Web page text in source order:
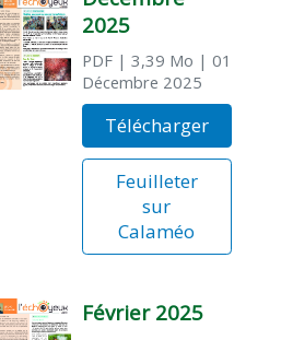
2025
PDF| 3,39 Mo | 01
Décembre 2025
Télécharger
Feuilleter
sur
Calaméo
Février 2025